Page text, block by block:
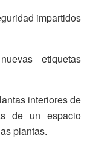
impartidos
etiquetas
interiores de
de un espacio
plantas.